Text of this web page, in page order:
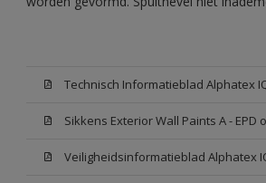
Technisch Informatieblad Alphatex
Veiligheidsinformatieblad Alphatex